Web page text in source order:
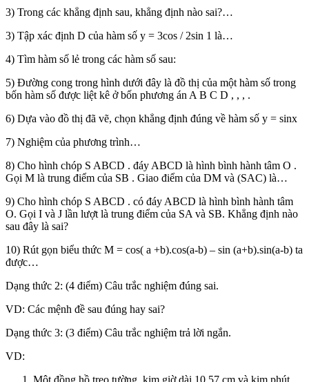
3) Trong các khẳng định sau, khẳng định nào sai?…
3) Tập xác định D của hàm số y = 3cos / 2sin 1 là…
4) Tìm hàm số lẻ trong các hàm số sau:
5) Đường cong trong hình dưới đây là đồ thị của một hàm số trong
bốn hàm số được liệt kê ở bốn phương án A B C D , , , .
6) Dựa vào đồ thị đã vẽ, chọn khẳng định đúng về hàm số y = sinx
7) Nghiệm của phương trình…
8) Cho hình chóp S ABCD . đáy ABCD là hình bình hành tâm O .
Gọi M là trung điểm của SB . Giao điểm của DM và (SAC) là…
9) Cho hình chóp S ABCD . có đáy ABCD là hình bình hành tâm
O. Gọi I và J lần lượt là trung điểm của SA và SB. Khẳng định nào
sau đây là sai?
10) Rút gọn biểu thức M = cos( a +b).cos(a-b) – sin (a+b).sin(a-b) ta
được…
Dạng thức 2: (4 điểm) Câu trắc nghiệm đúng sai.
VD: Các mệnh đề sau đúng hay sai?
Dạng thức 3: (3 điểm) Câu trắc nghiệm trả lời ngắn.
VD:
Một đồng hồ treo tường, kim giờ dài 10,57 cm và kim phút